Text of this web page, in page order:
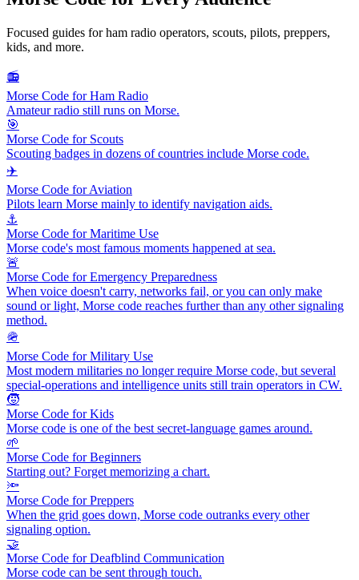
Focused guides for ham radio operators, scouts, pilots, preppers,
kids, and more.
📻
Morse Code for Ham Radio
Amateur radio still runs on Morse.
🎯
Morse Code for Scouts
Scouting badges in dozens of countries include Morse code.
✈️
Morse Code for Aviation
Pilots learn Morse mainly to identify navigation aids.
⚓
Morse Code for Maritime Use
Morse code's most famous moments happened at sea.
🚨
Morse Code for Emergency Preparedness
When voice doesn't carry, networks fail, or you can only make
sound or light, Morse code reaches further than any other signaling
method.
🪖
Morse Code for Military Use
Most modern militaries no longer require Morse code, but several
special-operations and intelligence units still train operators in CW.
🧒
Morse Code for Kids
Morse code is one of the best secret-language games around.
🌱
Morse Code for Beginners
Starting out? Forget memorizing a chart.
🔦
Morse Code for Preppers
When the grid goes down, Morse code outranks every other
signaling option.
🤝
Morse Code for Deafblind Communication
Morse code can be sent through touch.